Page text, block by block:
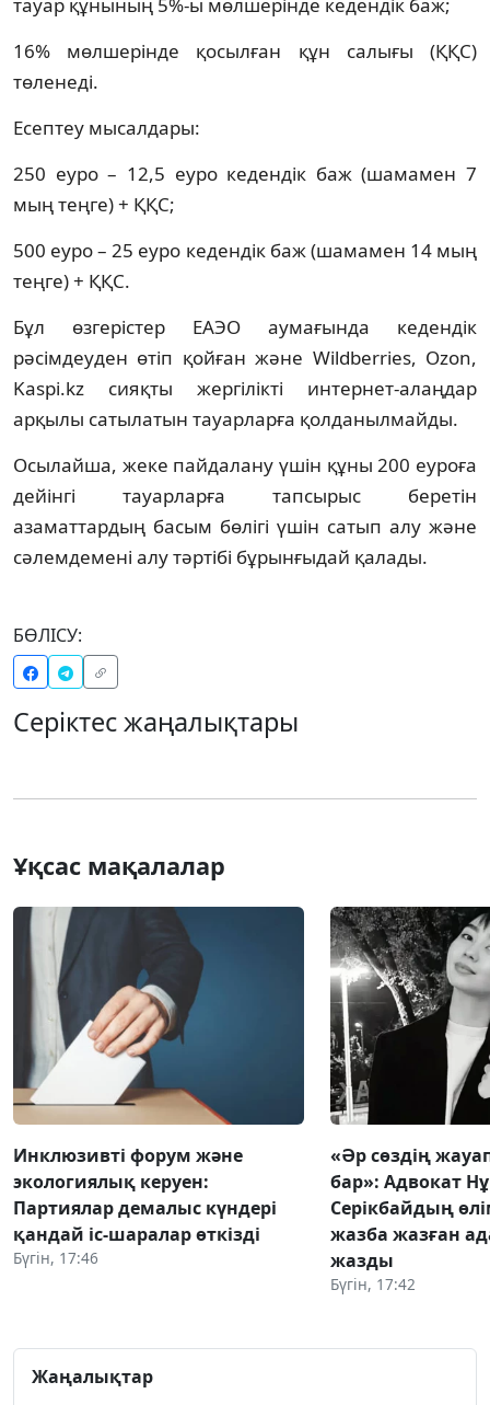
16% мөлшерінде қосылған құн салығы (ҚҚС)
төленеді.
Есептеу мысалдары:
250 еуро – 12,5 еуро кедендік баж (шамамен 7
мың теңге) + ҚҚС;
500 еуро – 25 еуро кедендік баж (шамамен 14 мың
теңге) + ҚҚС.
Бұл өзгерістер ЕАЭО аумағында кедендік
рәсімдеуден өтіп қойған және Wildberries, Ozon,
Kaspi.kz сияқты жергілікті интернет-алаңдар
арқылы сатылатын тауарларға қолданылмайды.
Осылайша, жеке пайдалану үшін құны 200 еуроға
дейінгі тауарларға тапсырыс беретін
азаматтардың басым бөлігі үшін сатып алу және
сәлемдемені алу тәртібі бұрынғыдай қалады.
БӨЛІСУ:
Серіктес жаңалықтары
Ұқсас мақалалар
Инклюзивті форум және
экологиялық керуен:
Партиялар демалыс күндері
қандай іс-шаралар өткізді
Бүгін, 17:46
«Әр сөздің
бар»: Адвокат
Серікбайдың
жазба жазған
жазды
Бүгін, 17:42
Жаңалықтар